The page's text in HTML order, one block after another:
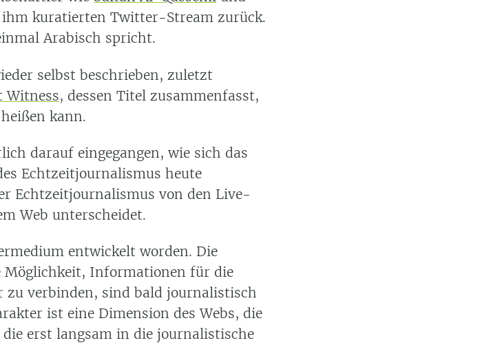
kuratierten Twitter-Stream zurück.
Arabisch spricht.
selbst beschrieben, zuletzt
Witness, dessen Titel zusammenfasst,
kann.
darauf eingegangen, wie sich das
Echtzeitjournalismus heute
Echtzeitjournalismus von den Live-
Web unterscheidet.
entwickelt worden. Die
Möglichkeit, Informationen für die
verbinden, sind bald journalistisch
ist eine Dimension des Webs, die
erst langsam in die journalistische